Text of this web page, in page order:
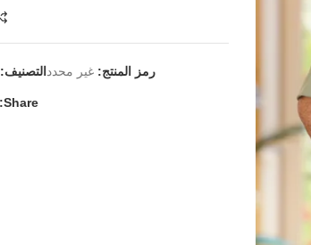
رمز المنتج: غير محدد التصنيف:
Share: